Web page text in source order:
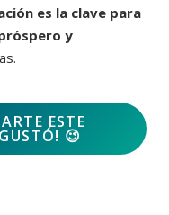
es la clave para
y
ESTE
😉